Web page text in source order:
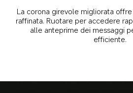
La corona girevole migliorata
raffinata. Ruotare per accedere
alle anteprime dei messaggi
efficiente.